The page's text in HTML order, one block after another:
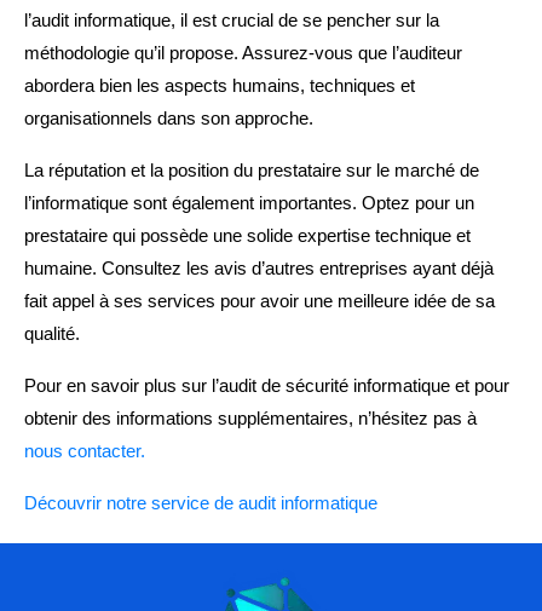
l’audit informatique, il est crucial de se pencher sur la
méthodologie qu’il propose. Assurez-vous que l’auditeur
abordera bien les aspects humains, techniques et
organisationnels dans son approche.
La réputation et la position du prestataire sur le marché de
l’informatique sont également importantes. Optez pour un
prestataire qui possède une solide expertise technique et
humaine. Consultez les avis d’autres entreprises ayant déjà
fait appel à ses services pour avoir une meilleure idée de sa
qualité.
Pour en savoir plus sur l’audit de sécurité informatique et pour
obtenir des informations supplémentaires, n’hésitez pas à
nous contacter.
Découvrir notre service de audit informatique